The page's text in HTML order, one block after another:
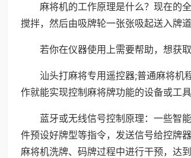
麻将机的工作原理是什么？现在的
搅拌，然后由吸牌轮一张张吸起送入牌
若你在仪器使用上需要帮助，想获
汕头打麻将专用遥控器;普通麻将机
作就能实现控制麻将牌功能的设备或工具
蓝牙或无线信号控制原理：一些智
件预设好牌型等指令，发送信号给控牌
麻将机洗牌、码牌过程中进行干预，达到